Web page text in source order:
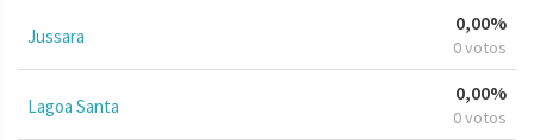
Jussara
0,00%
0 votos
Lagoa Santa
0,00%
0 votos